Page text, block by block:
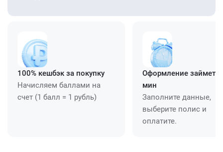
100% кешбэк за покупку
Начисляем баллами на
счет (1 балл = 1 рубль)
Оформление займет
мин
Заполните данные,
выберите полис и
оплатите.